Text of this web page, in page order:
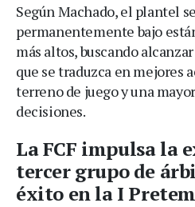
Según Machado, el plantel
permanentemente bajo
más altos, buscando
que se traduzca en mejores
terreno de juego y una
decisiones.
La FCF impulsa la
tercer grupo de
éxito en la I